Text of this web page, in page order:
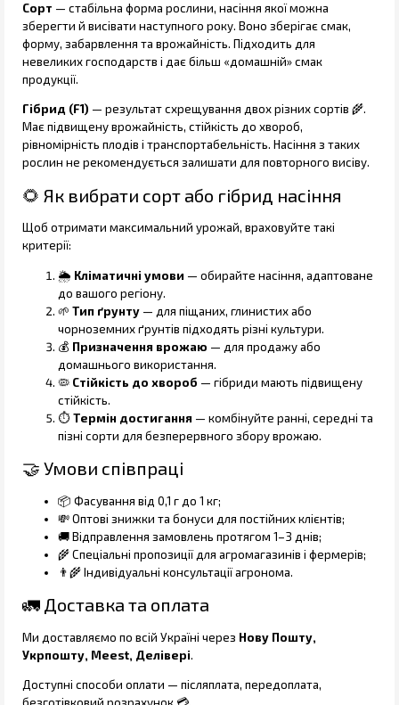
Сорт — стабільна форма рослини, насіння якої можна
зберегти й висівати наступного року. Воно зберігає смак,
форму, забарвлення та врожайність. Підходить для
невеликих господарств і дає більш «домашній» смак
продукції.
Гібрид (F1) — результат схрещування двох різних сортів 🌾.
Має підвищену врожайність, стійкість до хвороб,
рівномірність плодів і транспортабельність. Насіння з таких
рослин не рекомендується залишати для повторного висіву.
🌻 Як вибрати сорт або гібрид насіння
Щоб отримати максимальний урожай, враховуйте такі
критерії:
🌦️ Кліматичні умови — обирайте насіння, адаптоване
до вашого регіону.
🌱 Тип ґрунту — для піщаних, глинистих або
чорноземних ґрунтів підходять різні культури.
💰 Призначення врожаю — для продажу або
домашнього використання.
🦠 Стійкість до хвороб — гібриди мають підвищену
стійкість.
⏱️ Термін достигання — комбінуйте ранні, середні та
пізні сорти для безперервного збору врожаю.
🤝 Умови співпраці
📦 Фасування від 0,1 г до 1 кг;
💸 Оптові знижки та бонуси для постійних клієнтів;
🚚 Відправлення замовлень протягом 1–3 днів;
🌾 Спеціальні пропозиції для агромагазинів і фермерів;
👨‍🌾 Індивідуальні консультації агронома.
🚛 Доставка та оплата
Ми доставляємо по всій Україні через Нову Пошту,
Укрпошту, Meest, Делівері.
Доступні способи оплати — післяплата, передоплата,